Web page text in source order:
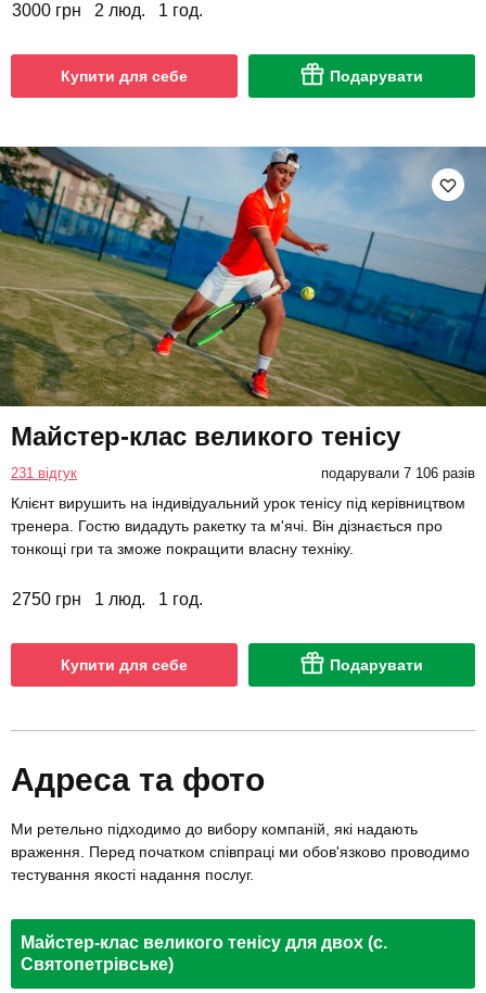
3000 грн 2 люд. 1 год.
Купити для себе Подарувати
Майстер-клас великого тенісу
231 відгук подарували 7 106 разів
Клієнт вирушить на індивідуальний урок тенісу під керівництвом
тренера. Гостю видадуть ракетку та м'ячі. Він дізнається про
тонкощі гри та зможе покращити власну техніку.
2750 грн 1 люд. 1 год.
Купити для себе Подарувати
Адреса та фото
Ми ретельно підходимо до вибору компаній, які надають
враження. Перед початком співпраці ми обов'язково проводимо
тестування якості надання послуг.
Майстер-клас великого тенісу для двох (с.
Святопетрівське)